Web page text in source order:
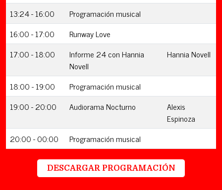
13:24 - 16:00
Programación musical
16:00 - 17:00
Runway Love
17:00 - 18:00
Informe 24 con Hannia
Novell
Hannia Novell
18:00 - 19:00
Programación musical
19:00 - 20:00
Audiorama Nocturno
Alexis
Espinoza
20:00 - 00:00
Programación musical
DESCARGAR PROGRAMACIÓN